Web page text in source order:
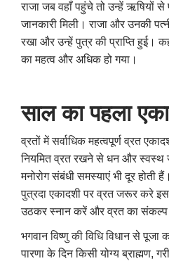
राजा जब वहाँ पहुंचे तो उन्हें ऋषियों
जानकारी मिली। राजा और उनकी
रखा और उन्हें पुत्र की प्राप्ति हुई।
का महत्व और अधिक हो गया।
साल का पहला
व्रतों में सर्वाधिक महत्वपूर्ण व्रत
नियमित व्रत रखने से धन और स्वस्थ
मनोरोग संबंधी समस्याएं भी दूर होती
पुत्रदा एकादशी पर व्रत जरूर करे
उठकर स्नान करें और व्रत का
भगवान विष्णु की विधि विधान से
पारणा के दिन किसी योग्य ब्राह्मण,